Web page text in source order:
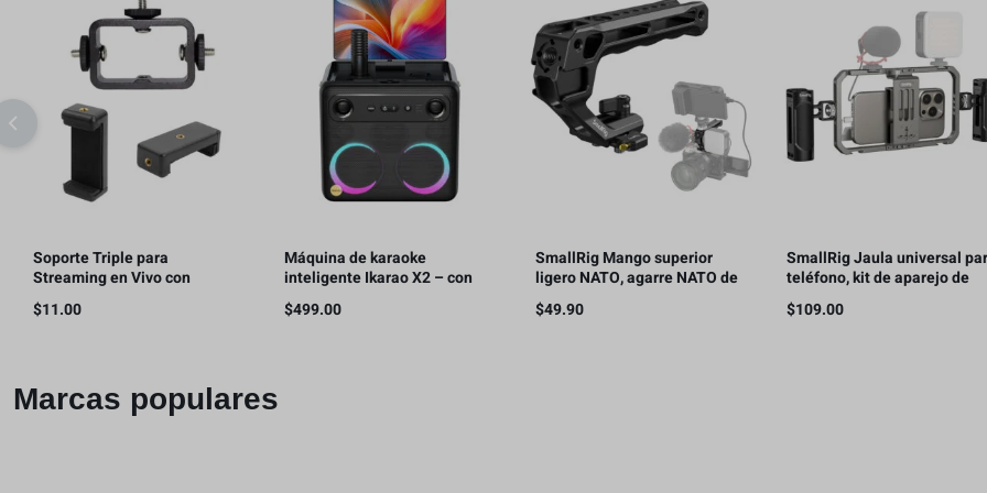
Soporte Triple para
Streaming en Vivo con
Teléfonos Móviles, con 2 clips
para teléfono
$11.00
Máquina de karaoke
inteligente Ikarao X2 – con
pantalla de letras, tableta de
karaoke de 32GB, 2
$499.00
SmallRig Mango superior
ligero NATO, agarre NATO de
liberación rápida con riel
NATO – 4345
$49.90
SmallRig Jaula universal
teléfono, kit de aparejo de
video para teléfono
inteligente con asas
$109.00
Marcas populares